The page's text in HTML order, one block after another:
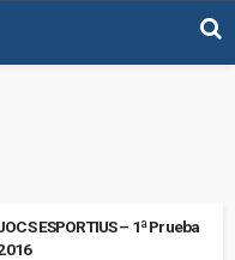
ESPORTIUS – 1ª Prueba